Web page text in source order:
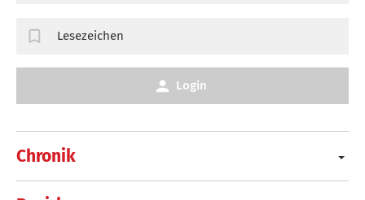
Chronik
Lesezeichen
Login